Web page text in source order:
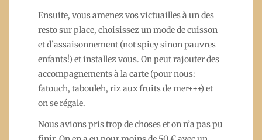
Ensuite, vous amenez vos victuailles à un des
resto sur place, choisissez un mode de cuisson
et d’assaisonnement (not spicy sinon pauvres
enfants!) et installez vous. On peut rajouter des
accompagnements à la carte (pour nous:
fatouch, tabouleh, riz aux fruits de mer+++) et
on se régale.
Nous avions pris trop de choses et on n’a pas pu